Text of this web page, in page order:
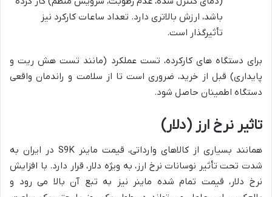
باشد، ارزش بالاتری دارد. تعداد ساعات کارکرد نیز
تأثیرگذار است.
برای دستگاه های کارکرده، تست عملکرد (مانند تست هش ریت و
پایداری) قبل از خرید، ضروری است تا از سلامت و راندمان واقعی
دستگاه اطمینان حاصل شود.
تاثیر نرخ ارز (دلار)
همانند بسیاری از کالاهای وارداتی، قیمت ماینر S9K در ایران به
شدت تحت تأثیر نوسانات نرخ ارز، به ویژه دلار، قرار دارد. با افزایش
نرخ دلار، قیمت تمام شده ماینر نیز به تبع آن بالا می رود و